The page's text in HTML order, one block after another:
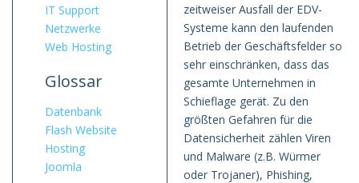
IT Support
Netzwerke
Web Hosting
Glossar
Datenbank
Flash Website
Hosting
Joomla
zeitweiser Ausfall der EDV-
Systeme kann den laufenden
Betrieb der Geschäftsfelder so
sehr einschränken, dass das
gesamte Unternehmen in
Schieflage gerät. Zu den
größten Gefahren für die
Datensicherheit zählen Viren
und Malware (z.B. Würmer
oder Trojaner), Phishing,